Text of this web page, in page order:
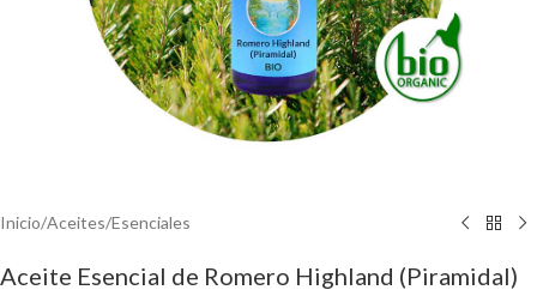
Inicio/Aceites/Esenciales
Aceite Esencial de Romero Highland (Piramidal)